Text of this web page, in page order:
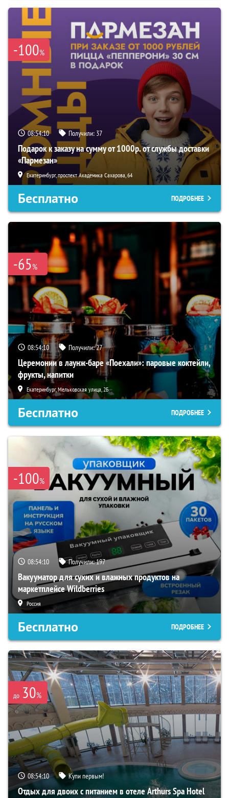
-100%
08:54:09 Получили: 37
Подарок к заказу на сумму от 1000р. от службы доставки
«Пармезан»
Екатеринбург, проспект Академика Сахарова, 64
Бесплатно ПОДРОБНЕЕ
-65%
08:54:09 Получили:27
Церемонии в лаунж-баре «Поехали»: паровые коктейли,
фрукты, напитки
Екатеринбург, Мельковская улица, 2Б
Бесплатно ПОДРОБНЕЕ
-100%
08:54:09 Получили:197
Вакууматор для сухих и влажных продуктов на
маркетплейсе Wildberries
Россия
Бесплатно ПОДРОБНЕЕ
до 30%
08:54:09 Купи первым!
Отдых для двоих с питанием в отеле Arthurs Spa Hotel